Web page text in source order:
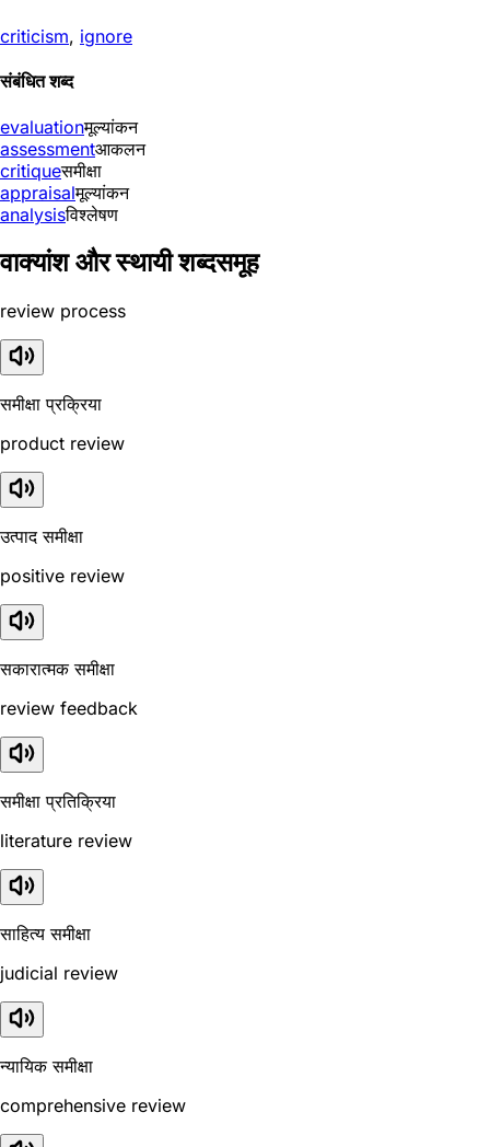
criticism, ignore
संबंधित शब्द
evaluationमूल्यांकन
assessmentआकलन
critiqueसमीक्षा
appraisalमूल्यांकन
analysisविश्लेषण
वाक्यांश और स्थायी शब्दसमूह
review process
समीक्षा प्रक्रिया
product review
उत्पाद समीक्षा
positive review
सकारात्मक समीक्षा
review feedback
समीक्षा प्रतिक्रिया
literature review
साहित्य समीक्षा
judicial review
न्यायिक समीक्षा
comprehensive review